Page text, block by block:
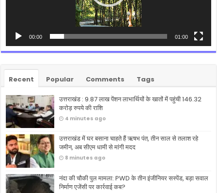
00:00 01:00
Recent Popular Comments Tags
उत्तराखंड : 9.87 लाख पेंशन लाभार्थियों के खातों में पहुंची 146.32
करोड़ रुपये की राशि
4 minutes ago
उत्तराखंड में घर बसाना चाहते हैं ऋषभ पंत, तीन साल से तलाश रहे
जमीन, अब सीएम धामी से मांगी मदद
8 minutes ago
नंदा की चौकी पुल मामला: PWD के तीन इंजीनियर सस्पेंड, बड़ा सवाल
निर्माण एजेंसी पर कार्रवाई कब?